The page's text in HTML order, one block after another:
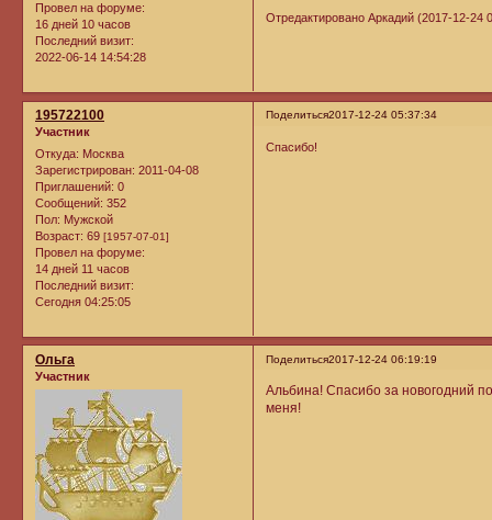
Провел на форуме:
16 дней 10 часов
Последний визит:
2022-06-14 14:54:28
Отредактировано Аркадий (2017-12-24
Поделиться2017-12-24 05:37:34
195722100
Участник
Откуда: Москва
Зарегистрирован: 2011-04-08
Приглашений: 0
Сообщений: 352
Пол: Мужской
Возраст: 69 [1957-07-01]
Провел на форуме:
14 дней 11 часов
Последний визит:
Сегодня 04:25:05
Спасибо!
Поделиться2017-12-24 06:19:19
Ольга
Участник
Альбина! Спасибо за новогодний
меня!